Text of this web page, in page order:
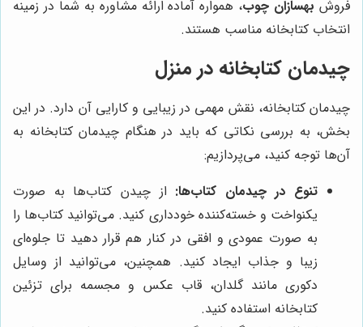
فروش بهسازان چوب، همواره آماده ارائه مشاوره به شما در زمینه
انتخاب کتابخانه مناسب هستند.
چیدمان کتابخانه در منزل
چیدمان کتابخانه، نقش مهمی در زیبایی و کارایی آن دارد. در این
بخش، به بررسی نکاتی که باید در هنگام چیدمان کتابخانه به
آن‌ها توجه کنید، می‌پردازیم:
تنوع در چیدمان کتاب‌ها: از چیدن کتاب‌ها به صورت
یکنواخت و خسته‌کننده خودداری کنید. می‌توانید کتاب‌ها را
به صورت عمودی و افقی در کنار هم قرار دهید تا جلوه‌ای
زیبا و جذاب ایجاد کنید. همچنین، می‌توانید از وسایل
دکوری مانند گلدان، قاب عکس و مجسمه برای تزئین
کتابخانه استفاده کنید.